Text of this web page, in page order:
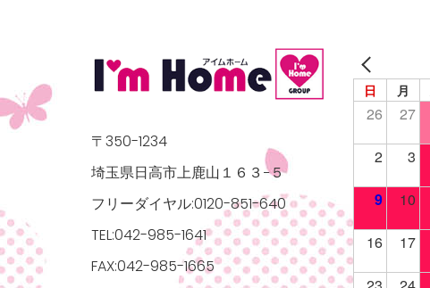
〒350-1234
埼玉県日高市上鹿山１６３−５
フリーダイヤル:0120-851-640
TEL:042-985-1641
FAX:042-985-1665
日 月
26 27
2 3
9 10
16 17